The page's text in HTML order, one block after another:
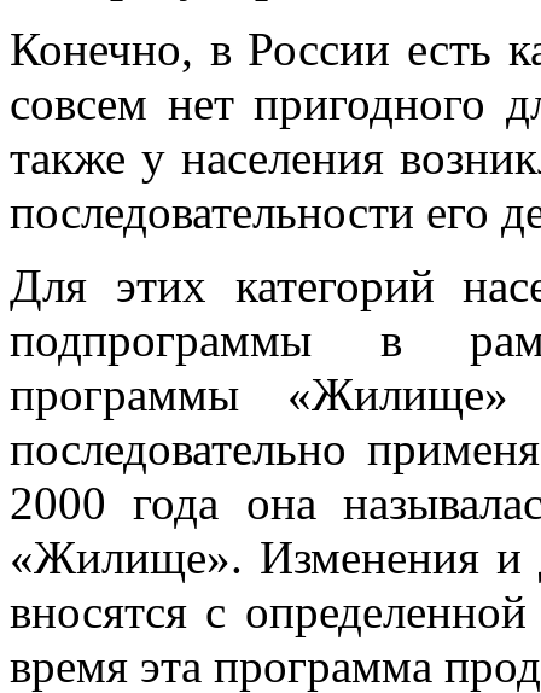
Конечно, в России есть
совсем нет пригодного
также у населения
последовательности его
Для этих категорий
подпрограммы в
программы
последовательно
2000 года она
«Жилище». Изменения
вносятся с
время эта программа